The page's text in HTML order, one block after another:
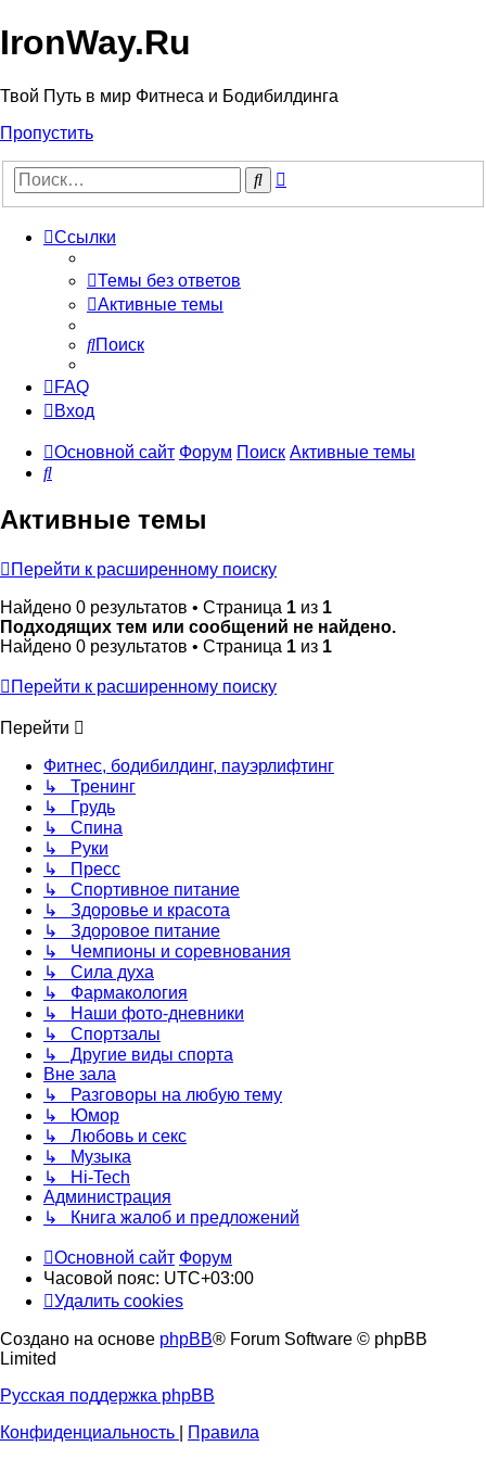
IronWay.Ru
Твой Путь в мир Фитнеса и Бодибилдинга
Пропустить
Поиск
Ссылки
Темы без ответов
Активные темы
Поиск
FAQ
Вход
Основной сайт Форум Поиск Активные темы
Поиск
Активные темы
Перейти к расширенному поиску
Найдено 0 результатов • Страница 1 из 1
Подходящих тем или сообщений не найдено.
Найдено 0 результатов • Страница 1 из 1
Перейти к расширенному поиску
Перейти
Фитнес, бодибилдинг, пауэрлифтинг
↳ Тренинг
↳ Грудь
↳ Спина
↳ Руки
↳ Пресс
↳ Спортивное питание
↳ Здоровье и красота
↳ Здоровое питание
↳ Чемпионы и соревнования
↳ Сила духа
↳ Фармакология
↳ Наши фото-дневники
↳ Спортзалы
↳ Другие виды спорта
Вне зала
↳ Разговоры на любую тему
↳ Юмор
↳ Любовь и секс
↳ Музыка
↳ Hi-Tech
Администрация
↳ Книга жалоб и предложений
Основной сайт Форум
Часовой пояс: UTC+03:00
Удалить cookies
Создано на основе phpBB® Forum Software © phpBB
Limited
Русская поддержка phpBB
Конфиденциальность
Правила